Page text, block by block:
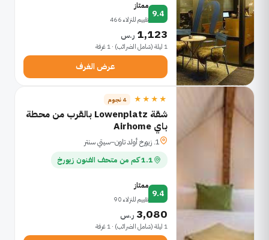
9.4
ممتاز
تقييم للنزلاء 466
1,123 ر.س
1 ليلة (شامل الضرائب) · 1 غرفة
عرض الغرف
★★★★ 4 نجوم
شقة Lowenplatz بالقرب من محطة
باي Airhome
1. زيورخ أولد تاون–سيتي سنتر
1.1 كم من متحف الفنون زيورخ
9.4
ممتاز
تقييم للنزلاء 90
3,080 ر.س
1 ليلة (شامل الضرائب) · 1 غرفة